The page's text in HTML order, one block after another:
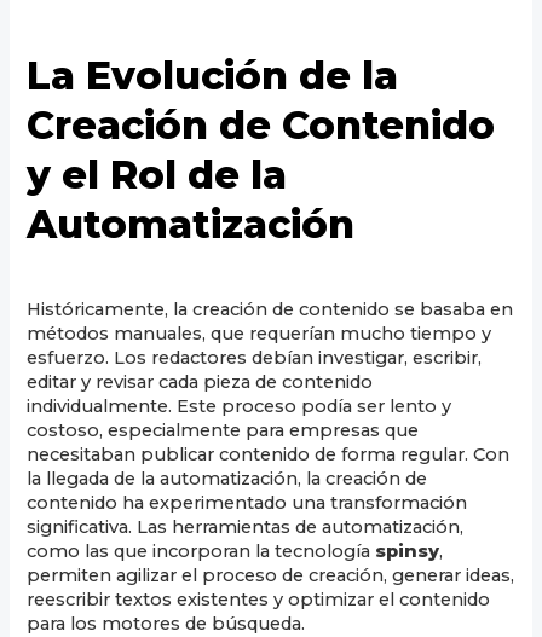
La Evolución de la
Creación de Contenido
y el Rol de la
Automatización
Históricamente, la creación de contenido se basaba en
métodos manuales, que requerían mucho tiempo y
esfuerzo. Los redactores debían investigar, escribir,
editar y revisar cada pieza de contenido
individualmente. Este proceso podía ser lento y
costoso, especialmente para empresas que
necesitaban publicar contenido de forma regular. Con
la llegada de la automatización, la creación de
contenido ha experimentado una transformación
significativa. Las herramientas de automatización,
como las que incorporan la tecnología spinsy,
permiten agilizar el proceso de creación, generar ideas,
reescribir textos existentes y optimizar el contenido
para los motores de búsqueda.